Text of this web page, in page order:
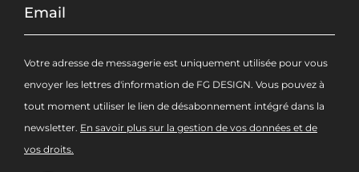
Votre adresse de messagerie est uniquement utilisée pour vous
envoyer les lettres d'information de FG DESIGN. Vous pouvez à
tout moment utiliser le lien de désabonnement intégré dans la
newsletter. En savoir plus sur la gestion de vos données et de
vos droits.